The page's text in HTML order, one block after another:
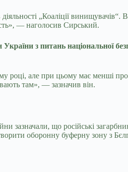
„Коаліції
— наголосив Сирський.
з питань національної
році, але при цьому має менші
там», — зазначив він.
зазначали, що російські
оборонну буферну зону з